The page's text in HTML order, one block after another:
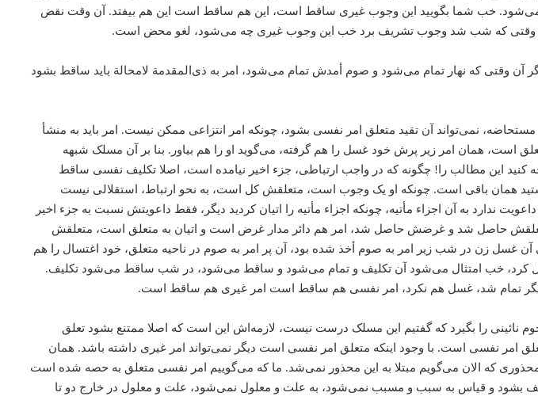
نمی‌شود. خب شما بگویید این وجوب غیری ساقط است، ‌این هم ساقط است این هم بیفتد. آن وقت نقض
وقتی که شب شد وجوب تشریف برد خب این وجوب غیری چه می‌‌شود‌، لغو محض است.
آن وقتی که نهار تمام می‌‌شود و صوم أمدش تمام می‌‌شود، امر به ذی‌المقدمة لامحالة باید ساقط بشود
نمی‌تواند آن تقید متعلق امر نفسی بشود، چونکه امر انتزاعی ممکن نیست. امر باید به منشأ
است، همان امر زیر پرش خود غسل را هم گرفته، می‌‌گوید او را هم بیاور. بنا بر آن مسلک شبهه
این مطالب را! چگونه که در واجب ارتباطی، ‌جزء اخیر نیامده است، اصلا تکلیف نفسی ساقط
همان باقی است. چونکه او یک وجوب است، متعلقش کل است، به نحو ارتباط، استقلالی نیست
ندارد به آن اجزاء مأتیه، چونکه اجزاء مأتیه را اتیان کردید دیگر، فقط داعویتش نسبت به جزء اخیر
حاصل شد و غرضش حاصل شد، ‌امر هم دائر مدار غرض است و اتیان به متعلق است، ‌متعلقش
زن در شب زیر امر به صوم أخذ شده بود، آن پر امر به صوم در ناحیه متعلق، خود اغتسال را هم
کرد، خب امتثال می‌‌شود آن تکلیف و ‌تمام می‌‌شود و ‌ساقط می‌‌شود، در شب ساقط می‌‌شود تکلیف.
تمام شد، ‌غسل هم نکرد، ‌امر نفسی هم ساقط است امر غیری هم ساقط است.
نائینی را بگیرد که گفتیم این مسلک درست نیست، ‌لازمه‌اش این است که اصلا ممتنع بشود تعلق
نفسی است. با وجود اینکه متعلق امر نفسی است دیگر نمی‌تواند امر غیری داشته باشد. همان
که الان می‌‌گویم مبتلا به این محذور نمی‌شد. ما که می‌‌گوییم امر نفسی متعلق به حصه شده است
بشود و قیاس به سبب و مسبب نمی‌شود، ‌به علت و معلول نمی‌شود، علت و معلول در خارج دو تا